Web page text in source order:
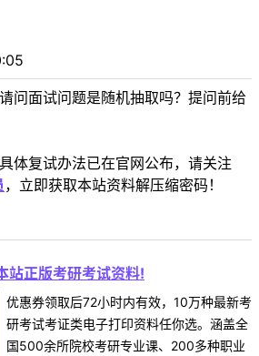
问面试问题是随机抽取吗？提问前给
体复试办法已在官网公布，请关注
，立即获取本站资料解压缩密码！
站正版考研考试资料!
优惠券领取后72小时内有效，10万种最新考
研考试考证类电子打印资料任你选。涵盖全
国500余所院校考研专业课、200多种职业